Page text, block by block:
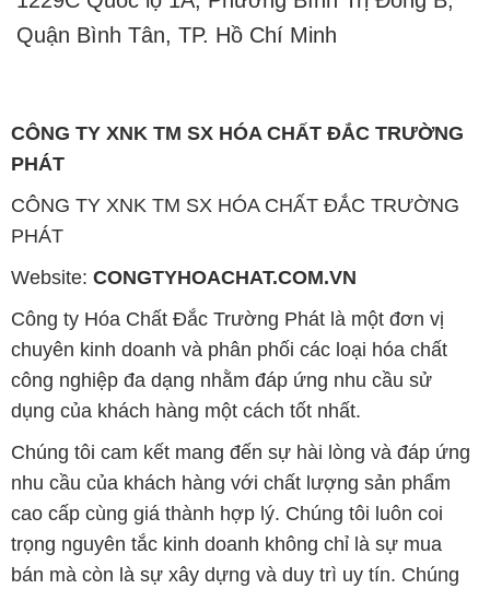
Quận Bình Tân, TP. Hồ Chí Minh
CÔNG TY XNK TM SX HÓA CHẤT ĐẮC TRƯỜNG
PHÁT
CÔNG TY XNK TM SX HÓA CHẤT ĐẮC TRƯỜNG
PHÁT
Website: CONGTYHOACHAT.COM.VN
Công ty Hóa Chất Đắc Trường Phát là một đơn vị
chuyên kinh doanh và phân phối các loại hóa chất
công nghiệp đa dạng nhằm đáp ứng nhu cầu sử
dụng của khách hàng một cách tốt nhất.
Chúng tôi cam kết mang đến sự hài lòng và đáp ứng
nhu cầu của khách hàng với chất lượng sản phẩm
cao cấp cùng giá thành hợp lý. Chúng tôi luôn coi
trọng nguyên tắc kinh doanh không chỉ là sự mua
bán mà còn là sự xây dựng và duy trì uy tín. Chúng